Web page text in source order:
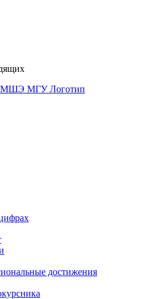
достижения